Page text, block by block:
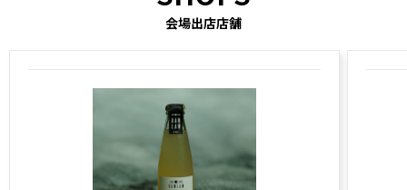
会場出店店舗